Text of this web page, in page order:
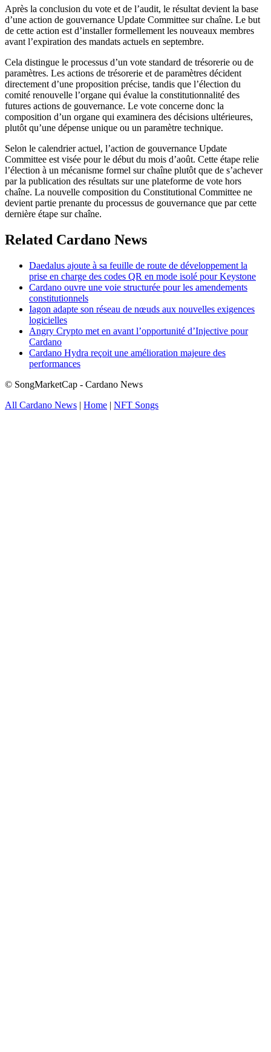
Après la conclusion du vote et de l’audit, le résultat devient la base
d’une action de gouvernance Update Committee sur chaîne. Le but
de cette action est d’installer formellement les nouveaux membres
avant l’expiration des mandats actuels en septembre.
Cela distingue le processus d’un vote standard de trésorerie ou de
paramètres. Les actions de trésorerie et de paramètres décident
directement d’une proposition précise, tandis que l’élection du
comité renouvelle l’organe qui évalue la constitutionnalité des
futures actions de gouvernance. Le vote concerne donc la
composition d’un organe qui examinera des décisions ultérieures,
plutôt qu’une dépense unique ou un paramètre technique.
Selon le calendrier actuel, l’action de gouvernance Update
Committee est visée pour le début du mois d’août. Cette étape relie
l’élection à un mécanisme formel sur chaîne plutôt que de s’achever
par la publication des résultats sur une plateforme de vote hors
chaîne. La nouvelle composition du Constitutional Committee ne
devient partie prenante du processus de gouvernance que par cette
dernière étape sur chaîne.
Related Cardano News
Daedalus ajoute à sa feuille de route de développement la
prise en charge des codes QR en mode isolé pour Keystone
Cardano ouvre une voie structurée pour les amendements
constitutionnels
Iagon adapte son réseau de nœuds aux nouvelles exigences
logicielles
Angry Crypto met en avant l’opportunité d’Injective pour
Cardano
Cardano Hydra reçoit une amélioration majeure des
performances
© SongMarketCap - Cardano News
All Cardano News | Home | NFT Songs